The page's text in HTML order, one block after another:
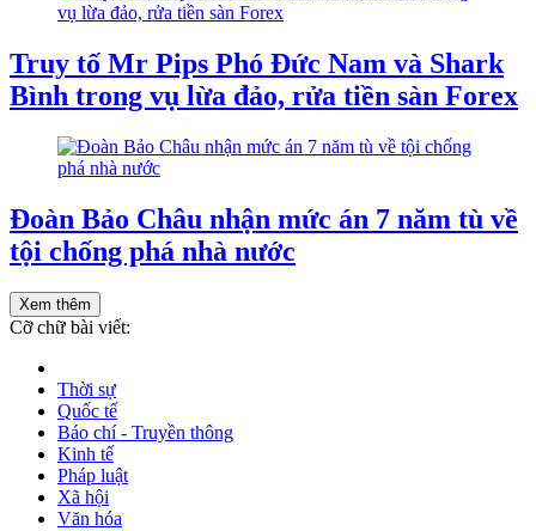
Truy tố Mr Pips Phó Đức Nam và Shark
Bình trong vụ lừa đảo, rửa tiền sàn Forex
Đoàn Bảo Châu nhận mức án 7 năm tù về
tội chống phá nhà nước
Xem thêm
Cỡ chữ bài viết:
Thời sự
Quốc tế
Báo chí - Truyền thông
Kinh tế
Pháp luật
Xã hội
Văn hóa